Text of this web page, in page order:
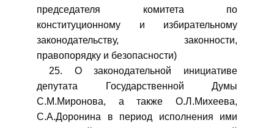
председателя комитета по
конституционному и избирательному
законодательству, законности,
правопорядку и безопасности)
25. О законодательной инициативе
депутата Государственной Думы
С.М.Миронова, а также О.Л.Михеева,
С.А.Доронина в период исполнения ими